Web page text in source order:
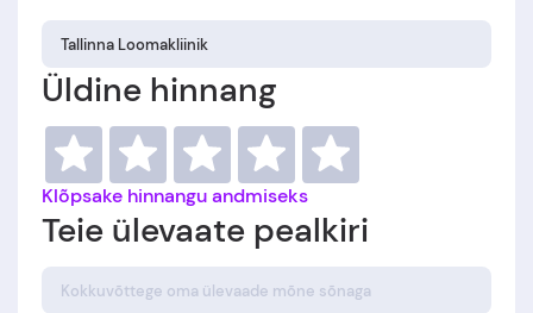
Üldine hinnang
Klõpsake hinnangu andmiseks
Teie ülevaate pealkiri